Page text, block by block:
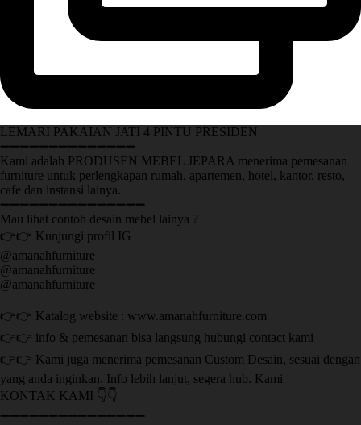
LEMARI PAKAIAN JATI 4 PINTU PRESIDEN
➖➖➖➖➖➖➖➖➖➖➖➖➖➖
Kami adalah PRODUSEN MEBEL JEPARA menerima pemesanan
furniture untuk perlengkapan rumah, apartemen, hotel, kantor, resto,
cafe dan instansi lainya.
➖➖➖➖➖➖➖➖➖➖➖➖➖➖➖
Mau lihat contoh desain mebel lainya ?
👉👉 Kunjungi profil IG
@amanahfurniture
@amanahfurniture
@amanahfurniture
👉👉 Katalog website : www.amanahfurniture.com
👉👉 info & pemesanan bisa langsung hubungi contact kami
👉👉 Kami juga menerima pemesanan Custom Desain, sesuai dengan
yang anda inginkan. Info lebih lanjut, segera hub. Kami
KONTAK KAMI 👇👇
➖➖➖➖➖➖➖➖➖➖➖➖➖➖➖ ㅤ